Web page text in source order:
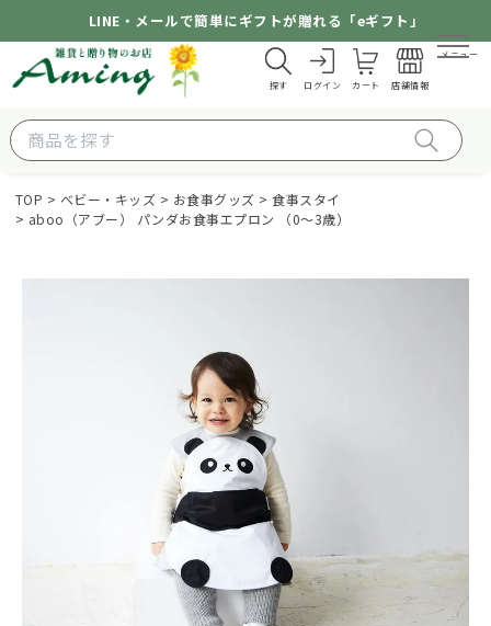
LINE・メールで簡単にギフトが贈れる「eギフト」
探す ログイン カート 店舗情報
メニュー
TOP ベビー・キッズ お食事グッズ
食事スタイ
aboo（アブー） パンダお食事エプロン （0～3歳）